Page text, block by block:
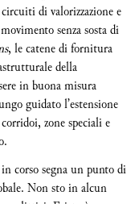
di valorizzazione e
senza sosta di
, le catene di fornitura
della
in buona misura
guidato l’estensione
zone speciali e
corso segna un punto di
Non sto in alcun